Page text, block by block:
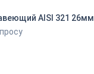
Круг нержавеющий AISI 321 26мм